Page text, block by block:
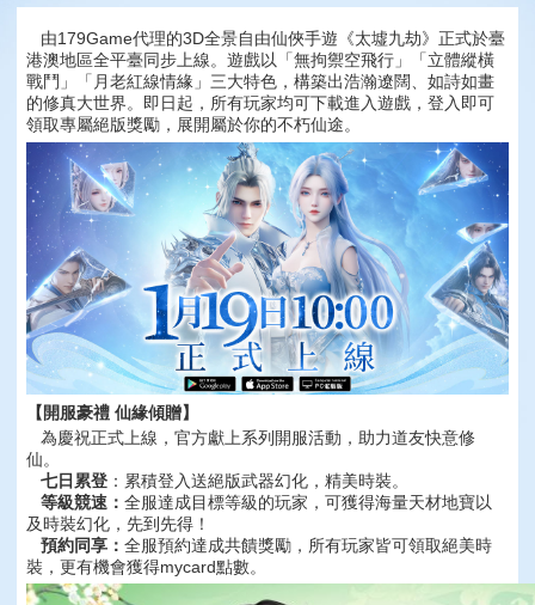
由179Game代理的3D全景自由仙俠手遊《太墟九劫》正式於臺
港澳地區全平臺同步上線。遊戲以「無拘禦空飛行」「立體縱橫
戰鬥」「月老紅線情緣」三大特色，構築出浩瀚遼闊、如詩如畫
的修真大世界。即日起，所有玩家均可下載進入遊戲，登入即可
領取專屬絕版獎勵，展開屬於你的不朽仙途。
【開服豪禮 仙緣傾贈】
為慶祝正式上線，官方獻上系列開服活動，助力道友快意修
仙。
七日累登 ：累積登入送絕版武器幻化，精美時裝。
等級競速 ：全服達成目標等級的玩家，可獲得海量天材地寶以
及時裝幻化，先到先得！
預約同享 ：全服預約達成共饋獎勵，所有玩家皆可領取絕美時
裝，更有機會獲得mycard點數。